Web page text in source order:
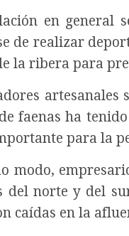
en general
de realizar
la ribera para
faenas ha
para la
modo,
del norte y del
caídas en la